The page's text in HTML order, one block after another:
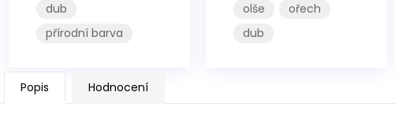
dub
přírodní barva
olše
ořech
dub
Popis Hodnocení